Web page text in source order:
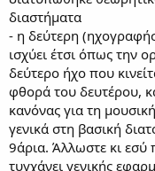
διαστήματα
- η δεύτερη
ισχύει έτσι όπως την
δεύτερο ήχο που
φθορά του δευτέρου,
κανόνας για τη
γενικά στη βασική
9άρια. Άλλωστε κι εσύ
τυγχάνει γενικής